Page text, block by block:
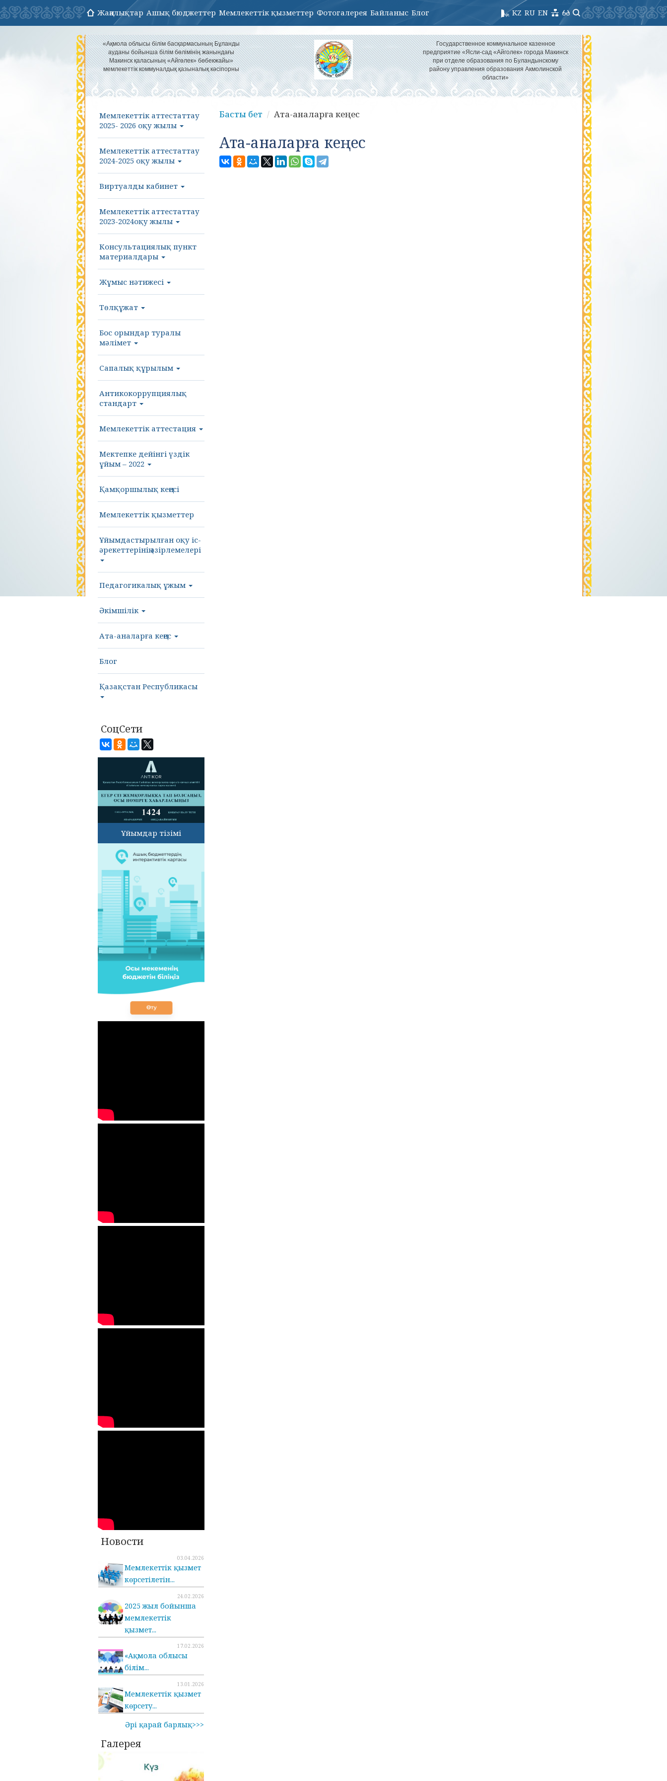
Жаңалықтар Ашық бюджеттер Мемлекеттік қызметтер Фотогалерея Байланыс Блог EN
RU
KZ
«Ақмола облысы білім басқармасының Бұланды
ауданы бойынша білім бөлімінің жанындағы
Макинск қаласының «Айгөлек» бөбекжайы»
мемлекеттік коммуналдық қазыналық кәсіпорны
Государственное коммунальное казенное
предприятие «Ясли-сад «Айголек» города Макинск
при отделе образования по Буландынскому
району управления образования Акмолинской
области»
Мемлекеттік аттестаттау
2025- 2026 оқу жылы
Мемлекеттік аттестаттау
2024-2025 оқу жылы
Виртуалды кабинет
Мемлекеттік аттестаттау
2023-2024оқу жылы
Консультациялық пункт
материалдары
Жұмыс нәтижесі
Төлқұжат
Бос орындар туралы
мәлімет
Сапалық құрылым
Антикокоррупциялық
стандарт
Мемлекеттік аттестация
Мектепке дейінгі үздік
ұйым – 2022
Қамқоршылық кеңесі
Мемлекеттік қызметтер
Ұйымдастырылған оқу іс-
әрекеттерінің әзірлемелері
Педагогикалық ұжым
Әкімшілік
Ата-аналарға кеңес
Блог
Қазақстан Республикасы
СоцСети
Ұйымдар тізімі
Новости
03.04.2026
Мемлекеттік қызмет
көрсетілетін...
24.02.2026
2025 жыл бойынша
мемлекеттік
қызмет...
17.02.2026
«Ақмола облысы
білім...
13.01.2026
Мемлекеттік қызмет
көрсету...
Әрі қарай барлық>>>
Галерея
Басты бет Ата-аналарға кеңес
Ата-аналарға кеңес